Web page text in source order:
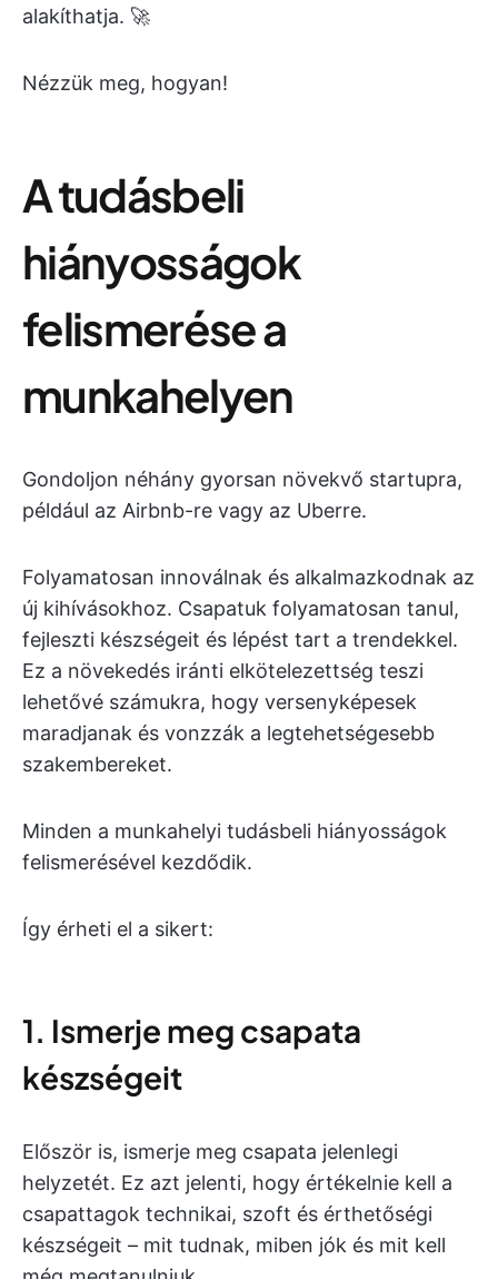
alakíthatja. 🚀
Nézzük meg, hogyan!
A tudásbeli
hiányosságok
felismerése a
munkahelyen
Gondoljon néhány gyorsan növekvő startupra,
például az Airbnb-re vagy az Uberre.
Folyamatosan innoválnak és alkalmazkodnak az
új kihívásokhoz. Csapatuk folyamatosan tanul,
fejleszti készségeit és lépést tart a trendekkel.
Ez a növekedés iránti elkötelezettség teszi
lehetővé számukra, hogy versenyképesek
maradjanak és vonzzák a legtehetségesebb
szakembereket.
Minden a munkahelyi tudásbeli hiányosságok
felismerésével kezdődik.
Így érheti el a sikert:
1. Ismerje meg csapata
készségeit
Először is, ismerje meg csapata jelenlegi
helyzetét. Ez azt jelenti, hogy értékelnie kell a
csapattagok technikai, szoft és érthetőségi
készségeit – mit tudnak, miben jók és mit kell